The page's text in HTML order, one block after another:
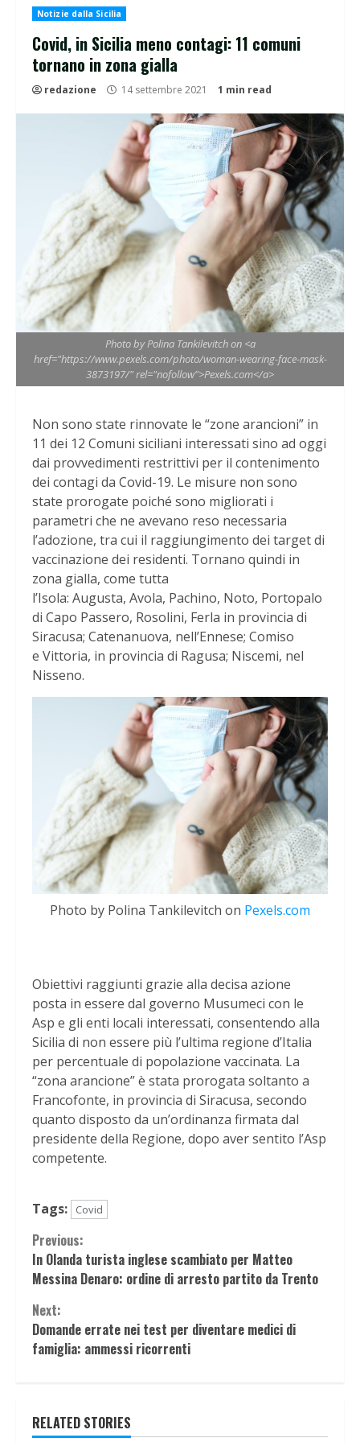
Notizie dalla Sicilia
Covid, in Sicilia meno contagi: 11 comuni
tornano in zona gialla
redazione 14 settembre 2021 1 min read
Photo by Polina Tankilevitch on <a
href="https://www.pexels.com/photo/woman-wearing-face-mask-
3873197/" rel="nofollow">Pexels.com</a>
Non sono state rinnovate le “zone arancioni” in
11 dei 12 Comuni siciliani interessati sino ad oggi
dai provvedimenti restrittivi per il contenimento
dei contagi da Covid-19. Le misure non sono
state prorogate poiché sono migliorati i
parametri che ne avevano reso necessaria
l’adozione, tra cui il raggiungimento dei target di
vaccinazione dei residenti. Tornano quindi in
zona gialla, come tutta
l’Isola: Augusta, Avola, Pachino, Noto, Portopalo
di Capo Passero, Rosolini, Ferla in provincia di
Siracusa; Catenanuova, nell’Ennese; Comiso
e Vittoria, in provincia di Ragusa; Niscemi, nel
Nisseno.
Photo by Polina Tankilevitch on Pexels.com
Obiettivi raggiunti grazie alla decisa azione
posta in essere dal governo Musumeci con le
Asp e gli enti locali interessati, consentendo alla
Sicilia di non essere più l’ultima regione d’Italia
per percentuale di popolazione vaccinata. La
“zona arancione” è stata prorogata soltanto a
Francofonte, in provincia di Siracusa, secondo
quanto disposto da un’ordinanza firmata dal
presidente della Regione, dopo aver sentito l’Asp
competente.
Tags: Covid
Continue
Reading
Previous:
In Olanda turista inglese scambiato per Matteo
Messina Denaro: ordine di arresto partito da Trento
Next:
Domande errate nei test per diventare medici di
famiglia: ammessi ricorrenti
RELATED STORIES